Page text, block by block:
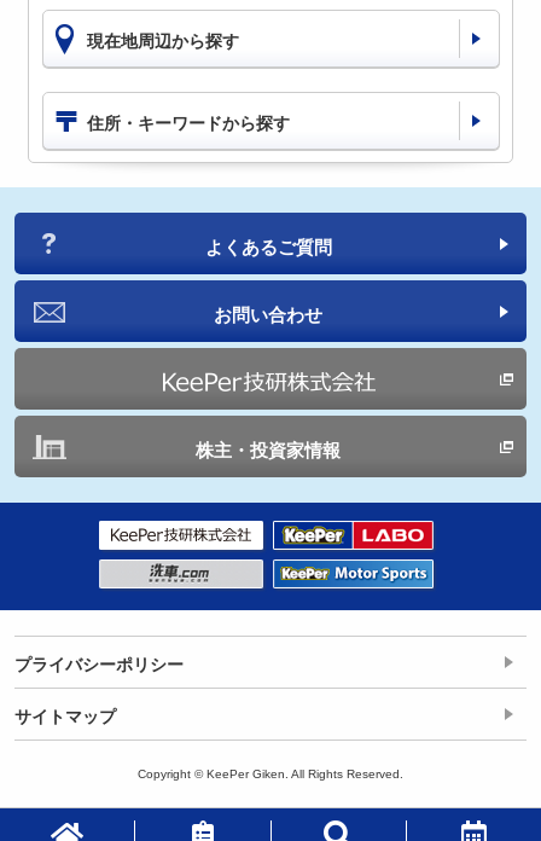
現在地周辺から探す
住所・キーワードから探す
よくあるご質問
お問い合わせ
株主・投資家情報
プライバシーポリシー
サイトマップ
Copyright © KeePer Giken. All Rights Reserved.